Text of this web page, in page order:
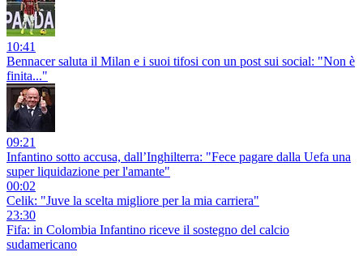
10:41
Bennacer saluta il Milan e i suoi tifosi con un post sui social: "Non è
finita..."
09:21
Infantino sotto accusa, dall’Inghilterra: "Fece pagare dalla Uefa una
super liquidazione per l'amante"
00:02
Celik: "Juve la scelta migliore per la mia carriera"
23:30
Fifa: in Colombia Infantino riceve il sostegno del calcio
sudamericano